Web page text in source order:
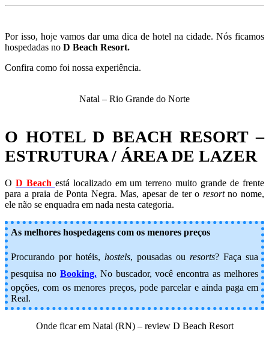
Por isso, hoje vamos dar uma dica de hotel na cidade. Nós ficamos
hospedadas no D Beach Resort.
Confira como foi nossa experiência.
Natal – Rio Grande do Norte
O HOTEL D BEACH RESORT –
ESTRUTURA / ÁREA DE LAZER
O D Beach está localizado em um terreno muito grande de frente
para a praia de Ponta Negra. Mas, apesar de ter o resortno nome,
ele não se enquadra em nada nesta categoria.
As melhores hospedagens com os menores preços
Procurando por hotéis, hostels, pousadas ou resorts? Faça sua
pesquisa no Booking. No buscador, você encontra as melhores
opções, com os menores preços, pode parcelar e ainda paga em
Real.
Onde ficar em Natal (RN) – review D Beach Resort